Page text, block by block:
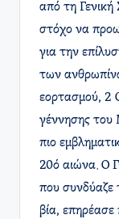
από τη
στόχο να
για την
των
εορτασμού, 2
γέννησης
πιο
20ό αιώνα. Ο
που συνδύαζε
βία, επηρέασε